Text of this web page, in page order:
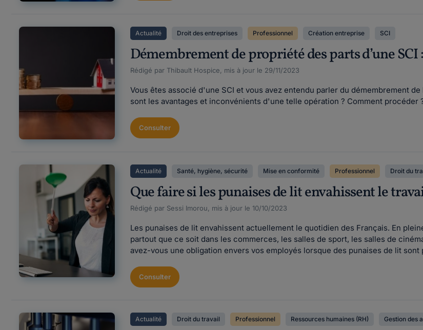
Actualité Droit des entreprises Professionnel Création entreprise SCI
Démembrement de propriété des parts d’une
Rédigé par Thibault Hospice, mis à jour le 29/11/2023
Vous êtes associé d'une SCI et vous avez entendu parler du démembrement
sont les avantages et inconvénients d'une telle opération ? Comment
Consulter
Actualité Santé, hygiène, sécurité Mise en conformité Professionnel Droit du
Que faire si les punaises de lit envahissent le
Rédigé par Sessi Imorou, mis à jour le 10/10/2023
Les punaises de lit envahissent actuellement le quotidien des Français. En
partout que ce soit dans les commerces, les salles de sport, les salles de
avez-vous une obligation envers vos employés lorsque des punaises de lit sont
Consulter
Actualité Droit du travail Professionnel Ressources humaines (RH) Gestion des